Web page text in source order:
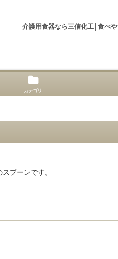
介護用食器なら三信化工│食べ
カテゴリ
プーンです。